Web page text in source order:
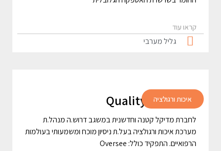
קראו עוד
גליל מערבי
איכות ורגולציה
Quality Manager
לחברת מדיקל קטנה וחדשנית במשגב דרוש.ה מנהל.ת
מערכת איכות ורגולציה בעל.ת ניסיון מוכח ומשמעותי בעולמות
הרפואיים. התפקיד כולל: Oversee